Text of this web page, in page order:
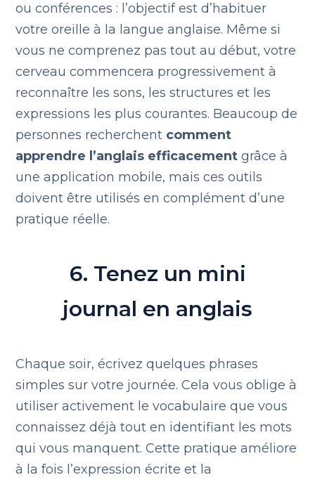
ou conférences : l’objectif est d’habituer
votre oreille à la langue anglaise. Même si
vous ne comprenez pas tout au début, votre
cerveau commencera progressivement à
reconnaître les sons, les structures et les
expressions les plus courantes. Beaucoup de
personnes recherchent comment
apprendre l’anglais efficacement grâce à
une application mobile, mais ces outils
doivent être utilisés en complément d’une
pratique réelle.
6. Tenez un mini
journal en anglais
Chaque soir, écrivez quelques phrases
simples sur votre journée. Cela vous oblige à
utiliser activement le vocabulaire que vous
connaissez déjà tout en identifiant les mots
qui vous manquent. Cette pratique améliore
à la fois l’expression écrite et la